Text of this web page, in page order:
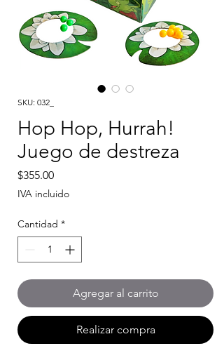
SKU: 032_
Hop Hop, Hurrah!
Juego de destreza
$355.00Precio
IVA incluido
Cantidad *
Agregar al carrito
Realizar compra